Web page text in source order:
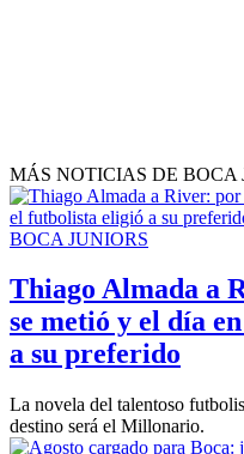
MÁS NOTICIAS DE BOCA
BOCA JUNIORS
Thiago Almada a
se metió y el día
a su preferido
La novela del talentoso
destino será el Millonario.